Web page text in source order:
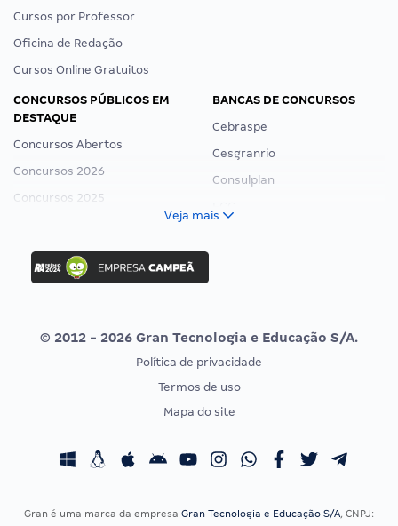
Cursos por Professor
Oficina de Redação
Cursos Online Gratuitos
CONCURSOS PÚBLICOS EM
DESTAQUE
Concursos Abertos
Concursos 2026
Concursos 2025
Concurso Ibama
Concurso MPU
Editais publicados
BANCAS DE CONCURSOS
Cebraspe
Cesgranrio
Consulplan
Vunesp
CONCURSOS POR PROFISSÃO
Concursos Fiscais
EXAME DE ORDEM
Calendário OAB
Veja mais
© 2012 - 2026 Gran Tecnologia e Educação S/A.
Política de privacidade
Termos de uso
Mapa do site
Gran é uma marca da empresa Gran Tecnologia e Educação S/A, CNPJ: